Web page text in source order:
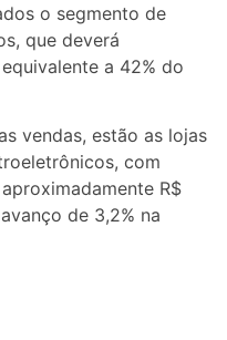
o segmento de
que deverá
a 42% do
vendas, estão as lojas
com
R$
de 3,2% na